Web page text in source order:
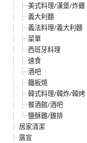
美式料理/漢堡/炸雞
義大利麵
義法料理/義大利麵
菜單
西班牙料理
速食
酒吧
鐵板燒
韓式料理/韓炸/韓烤
餐酒館/酒吧
鹽酥雞/雞排
居家清潔
廣宣